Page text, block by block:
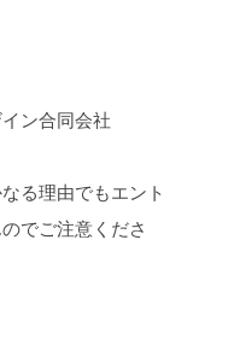
ン合同会社
る理由でもエント
でご注意くださ